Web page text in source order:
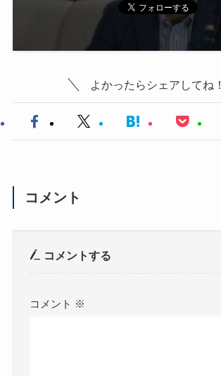
よかったらシェアしてね！
コメント
コメントする
コメント ※